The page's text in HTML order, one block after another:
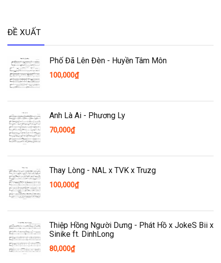
ĐỀ XUẤT
Phố Đã Lên Đèn - Huyền Tâm Môn
100,000₫
Anh Là Ai - Phương Ly
70,000₫
Thay Lòng - NAL x TVK x Truzg
100,000₫
Thiệp Hồng Người Dưng - Phát Hồ x JokeS Bii x
Sinike ft. DinhLong
80,000₫